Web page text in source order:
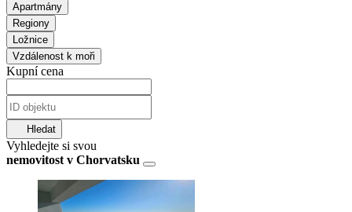
Apartmány
Regiony
Ložnice
Vzdálenost k moři
Kupní cena
Hledat
Vyhledejte si svou
nemovitost v Chorvatsku